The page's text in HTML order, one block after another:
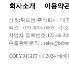
회사소개 이용약
상호:위드앤 주식회사 대
팩스 : 070-4015-0065 주
사업자 등록번호:122-86-
수출관련문의 :
COPYRIGHT ⓒ 2024 베베